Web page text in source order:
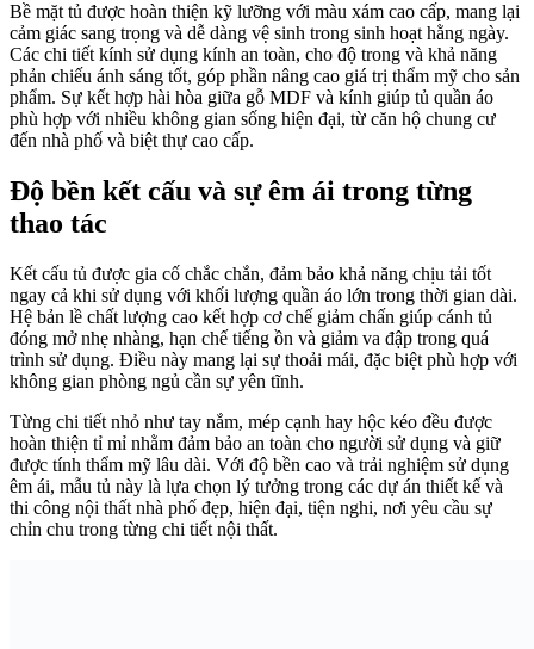
Bề mặt tủ được hoàn thiện kỹ lưỡng với màu xám cao cấp, mang lại
cảm giác sang trọng và dễ dàng vệ sinh trong sinh hoạt hằng ngày.
Các chi tiết kính sử dụng kính an toàn, cho độ trong và khả năng
phản chiếu ánh sáng tốt, góp phần nâng cao giá trị thẩm mỹ cho sản
phẩm. Sự kết hợp hài hòa giữa gỗ MDF và kính giúp tủ quần áo
phù hợp với nhiều không gian sống hiện đại, từ căn hộ chung cư
đến nhà phố và biệt thự cao cấp.
Độ bền kết cấu và sự êm ái trong từng
thao tác
Kết cấu tủ được gia cố chắc chắn, đảm bảo khả năng chịu tải tốt
ngay cả khi sử dụng với khối lượng quần áo lớn trong thời gian dài.
Hệ bản lề chất lượng cao kết hợp cơ chế giảm chấn giúp cánh tủ
đóng mở nhẹ nhàng, hạn chế tiếng ồn và giảm va đập trong quá
trình sử dụng. Điều này mang lại sự thoải mái, đặc biệt phù hợp với
không gian phòng ngủ cần sự yên tĩnh.
Từng chi tiết nhỏ như tay nắm, mép cạnh hay hộc kéo đều được
hoàn thiện tỉ mỉ nhằm đảm bảo an toàn cho người sử dụng và giữ
được tính thẩm mỹ lâu dài. Với độ bền cao và trải nghiệm sử dụng
êm ái, mẫu tủ này là lựa chọn lý tưởng trong các dự án thiết kế và
thi công nội thất nhà phố đẹp, hiện đại, tiện nghi, nơi yêu cầu sự
chỉn chu trong từng chi tiết nội thất.